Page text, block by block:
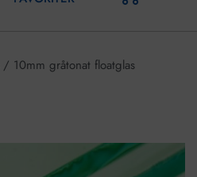
/ 10mm gråtonat floatglas